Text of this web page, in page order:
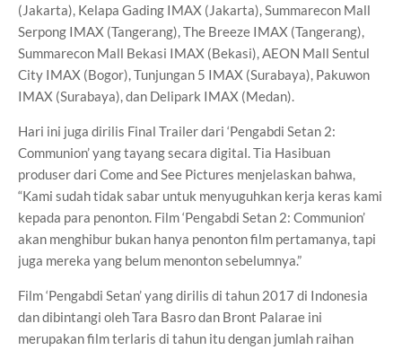
(Jakarta), Kelapa Gading IMAX (Jakarta), Summarecon Mall
Serpong IMAX (Tangerang), The Breeze IMAX (Tangerang),
Summarecon Mall Bekasi IMAX (Bekasi), AEON Mall Sentul
City IMAX (Bogor), Tunjungan 5 IMAX (Surabaya), Pakuwon
IMAX (Surabaya), dan Delipark IMAX (Medan).
Hari ini juga dirilis Final Trailer dari ‘Pengabdi Setan 2:
Communion’ yang tayang secara digital. Tia Hasibuan
produser dari Come and See Pictures menjelaskan bahwa,
“Kami sudah tidak sabar untuk menyuguhkan kerja keras kami
kepada para penonton. Film ‘Pengabdi Setan 2: Communion’
akan menghibur bukan hanya penonton film pertamanya, tapi
juga mereka yang belum menonton sebelumnya.”
Film ‘Pengabdi Setan’ yang dirilis di tahun 2017 di Indonesia
dan dibintangi oleh Tara Basro dan Bront Palarae ini
merupakan film terlaris di tahun itu dengan jumlah raihan